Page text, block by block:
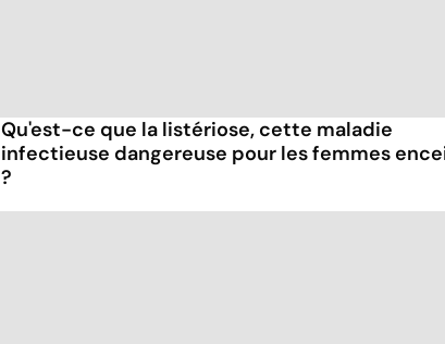
Qu'est-ce que la listériose, cette maladie
infectieuse dangereuse pour les femmes
?